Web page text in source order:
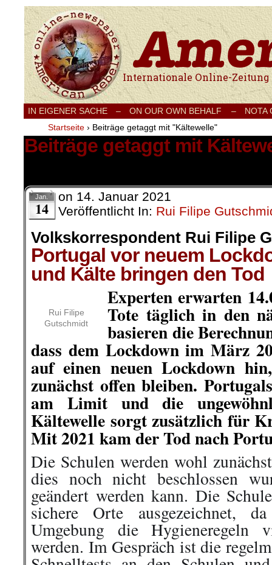
Internationale Onlinezeitung für Frieden,
IN EIGENER SACHE – ON OUR OWN BEHALF –
NOTA
Startseite › Beiträge getaggt mit "Kältewelle"
Beiträge getaggt mit
Jan.
14
on 14. Januar 2021
Veröffentlicht In: Rui Filipe
Volkskorrespondent Rui Filipe
Portugal vor neuem
und Kälte bringen den Tod
Rui Filipe
Gutschmidt
Experten erwarten
Tote täglich in den
basieren die
dass dem Lockdown im März
auf einen neuen Lockdown
zunächst offen bleiben.
am Limit und die
Kältewelle sorgt zusätzlich für
Mit 2021 kam der Tod nach
Die Schulen werden wohl
dies noch nicht beschlossen
geändert werden kann. Die
sichere Orte ausgezeichnet,
Umgebung die Hygieneregeln
werden. Im Gespräch ist die